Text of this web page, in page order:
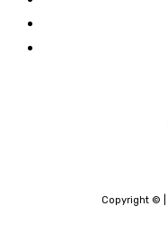
Copyright © |